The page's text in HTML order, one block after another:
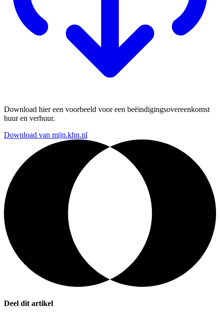
Download hier een voorbeeld voor een beëindigingsovereenkomst
huur en verhuur.
Download van mijn.khn.nl
Deel dit artikel